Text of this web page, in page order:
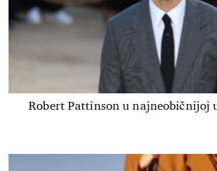
Robert Pattinson u najneobičnijoj